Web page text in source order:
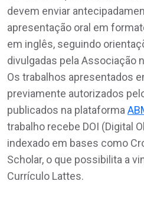
devem enviar
apresentação oral em
em inglês, seguindo
divulgadas pela Associação
Os trabalhos apresentados
previamente autorizados
publicados na plataforma
trabalho recebe DOI (Digital
indexado em bases como
Scholar, o que possibilita a
Currículo Lattes.